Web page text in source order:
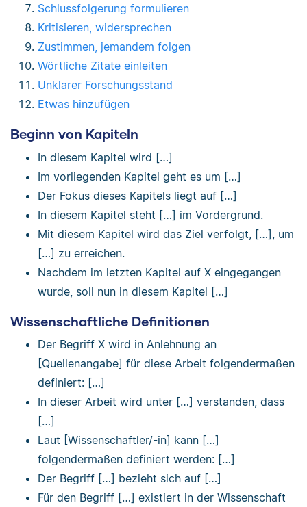
Schlussfolgerung formulieren
Kritisieren, widersprechen
Zustimmen, jemandem folgen
Wörtliche Zitate einleiten
Unklarer Forschungsstand
Etwas hinzufügen
Beginn von Kapiteln
In diesem Kapitel wird […]
Im vorliegenden Kapitel geht es um […]
Der Fokus dieses Kapitels liegt auf […]
In diesem Kapitel steht […] im Vordergrund.
Mit diesem Kapitel wird das Ziel verfolgt, […], um
[…] zu erreichen.
Nachdem im letzten Kapitel auf X eingegangen
wurde, soll nun in diesem Kapitel […]
Wissenschaftliche Definitionen
Der Begriff X wird in Anlehnung an
[Quellenangabe] für diese Arbeit folgendermaßen
definiert: […]
In dieser Arbeit wird unter […] verstanden, dass
[…]
Laut [Wissenschaftler/-in] kann […]
folgendermaßen definiert werden: […]
Der Begriff […] bezieht sich auf […]
Für den Begriff […] existiert in der Wissenschaft